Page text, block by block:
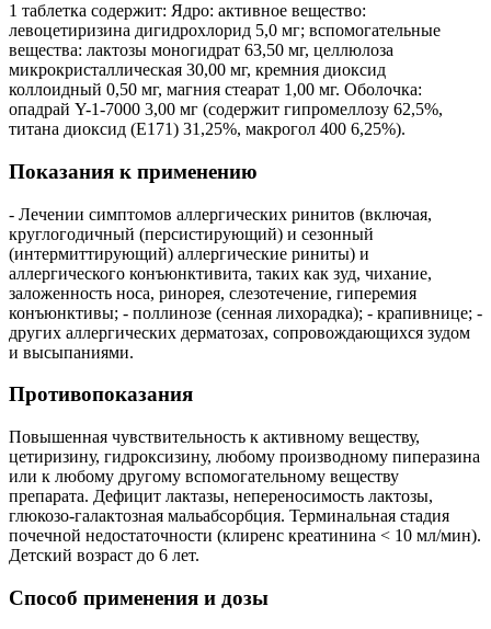
1 таблетка содержит: Ядро: активное вещество:
левоцетиризина дигидрохлорид 5,0 мг; вспомогательные
вещества: лактозы моногидрат 63,50 мг, целлюлоза
микрокристаллическая 30,00 мг, кремния диоксид
коллоидный 0,50 мг, магния стеарат 1,00 мг. Оболочка:
опадрай Y-1-7000 3,00 мг (содержит гипромеллозу 62,5%,
титана диоксид (Е171) 31,25%, макрогол 400 6,25%).
Показания к применению
- Лечении симптомов аллергических ринитов (включая,
круглогодичный (персистирующий) и сезонный
(интермиттирующий) аллергические риниты) и
аллергического конъюнктивита, таких как зуд, чихание,
заложенность носа, ринорея, слезотечение, гиперемия
конъюнктивы; - поллинозе (сенная лихорадка); - крапивнице; -
других аллергических дерматозах, сопровождающихся зудом
и высыпаниями.
Противопоказания
Повышенная чувствительность к активному веществу,
цетиризину, гидроксизину, любому производному пиперазина
или к любому другому вспомогательному веществу
препарата. Дефицит лактазы, непереносимость лактозы,
глюкозо-галактозная мальабсорбция. Терминальная стадия
почечной недостаточности (клиренс креатинина < 10 мл/мин).
Детский возраст до 6 лет.
Способ применения и дозы